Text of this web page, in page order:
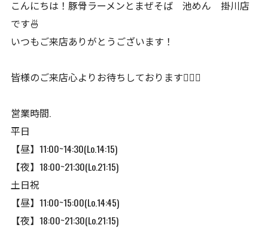
こんにちは！豚骨ラーメンとまぜそば 池めん 掛川店
です🍜
いつもご来店ありがとうございます！
皆様のご来店心よりお待ちしております🙇🏻‍♂️
営業時間.
平日
【昼】11:00~14:30(Lo.14:15)
【夜】18:00~21:30(Lo.21:15)
土日祝
【昼】11:00~15:00(Lo.14:45)
【夜】18:00~21:30(Lo.21:15)